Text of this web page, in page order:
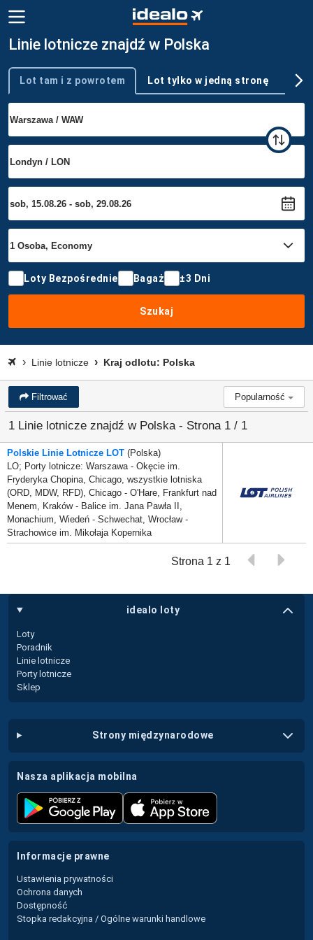
Linie lotnicze znajdź w Polska
Typ podróży
Lot tam i z powrotem Lot tylko w jedną stronę
Loty Bezpośrednie Bagaż ±3 Dni
Szukaj
Linie lotnicze Kraj odlotu: Polska
Filtrować Popularność
1 Linie lotnicze znajdź w Polska - Strona 1 / 1
Polskie Linie Lotnicze LOT (Polska)
LO; Porty lotnicze: Warszawa - Okęcie im.
Fryderyka Chopina, Chicago, wszystkie lotniska
(ORD, MDW, RFD), Chicago - O'Hare, Frankfurt nad
Menem, Kraków - Balice im. Jana Pawła II,
Monachium, Wiedeń - Schwechat, Wrocław -
Strachowice im. Mikołaja Kopernika
Strona 1 z 1
idealo loty
Loty
Poradnik
Linie lotnicze
Porty lotnicze
Sklep
strony międzynarodowe
nasza aplikacja mobilna
informacje prawne
Ustawienia prywatności
Ochrona danych
Dostępność
Stopka redakcyjna / Ogólne warunki handlowe